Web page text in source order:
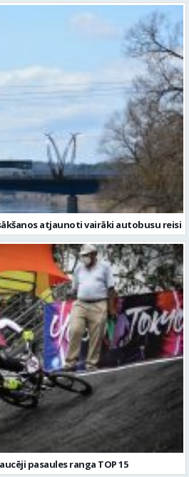
atjaunoti vairāki autobusu reisi
pasaules ranga TOP 15